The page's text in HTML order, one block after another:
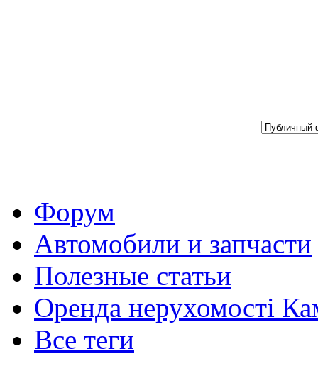
Форум
Автомобили и запчасти
Полезные статьи
Оренда нерухомості
Все теги